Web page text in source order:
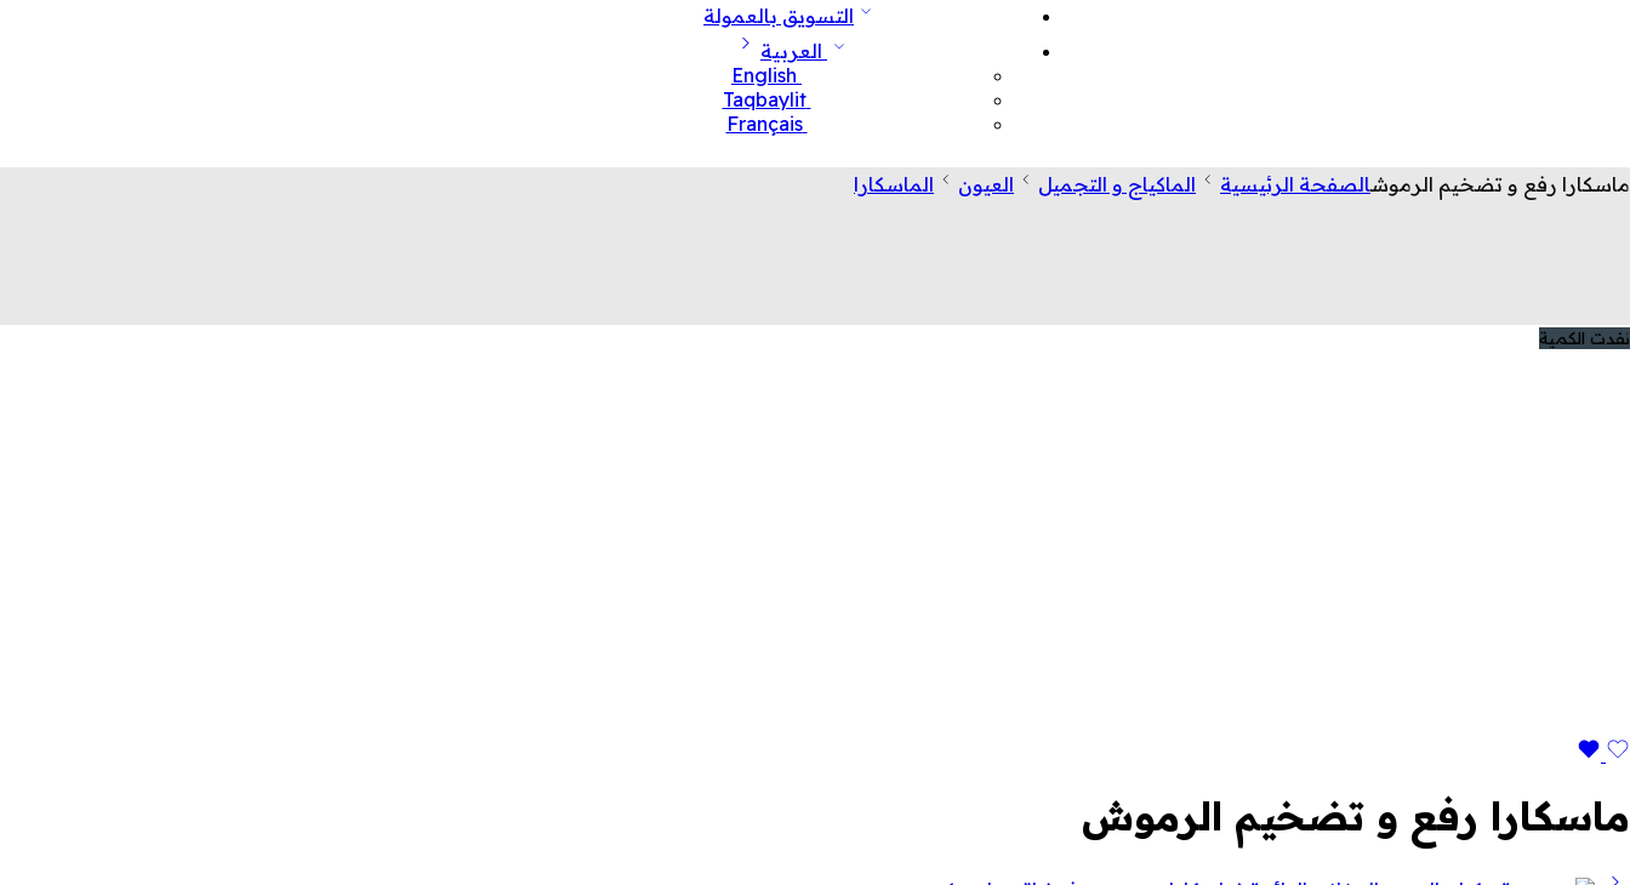
التسويق بالعمولة
العربية
English
Taqbaylit
Français
ماسكارا رفع و تضخيم الرموشالصفحة الرئيسية الماكياج و التجميل العيون الماسكارا
نفدت الكمية
ماسكارا رفع و تضخيم الرموش